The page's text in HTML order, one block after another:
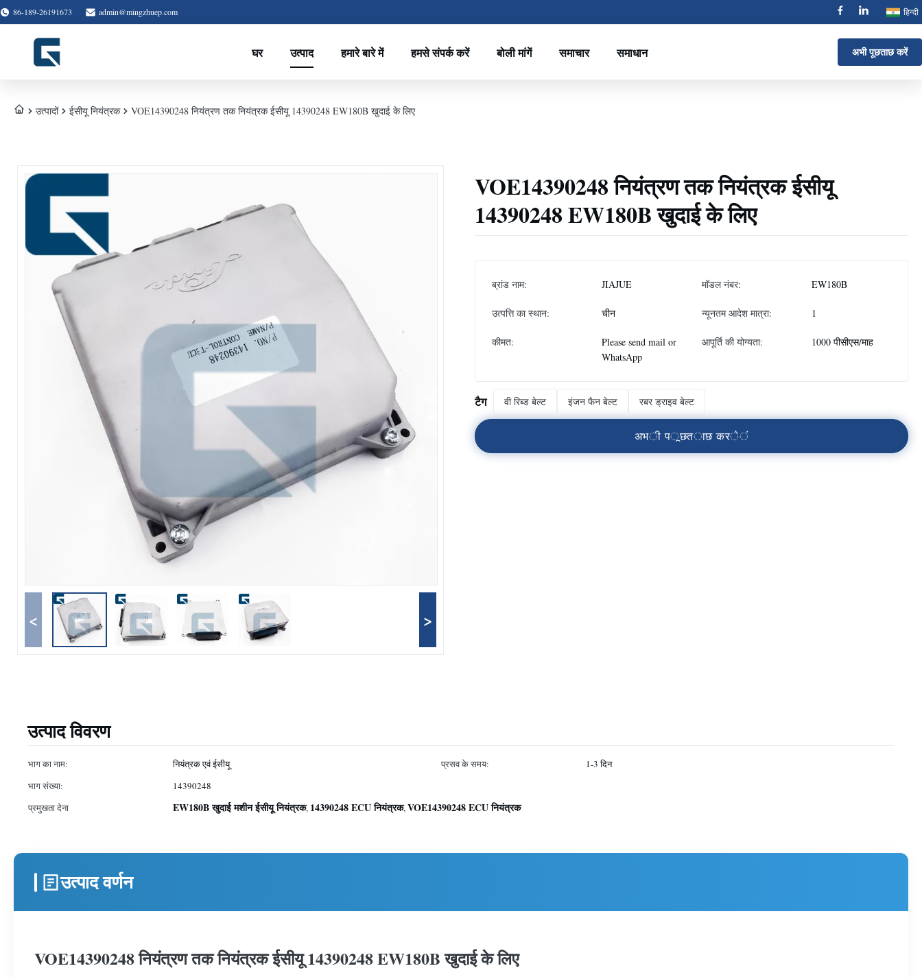
86-189-26191673 admin@mingzhuep.com हिन्दी
घर उत्पाद हमारे बारे में हमसे संपर्क करें बोली मांगें समाचार समाधान अभी पूछताछ करें
उत्पादों ईसीयू नियंत्रक VOE14390248 नियंत्रण तक नियंत्रक ईसीयू 14390248 EW180B खुदाई के लिए
< >
VOE14390248 नियंत्रण तक नियंत्रक ईसीयू
14390248 EW180B खुदाई के लिए
ब्रांड नाम: JIAJUE मॉडल नंबर: EW180B
उत्पत्ति का स्थान: चीन न्यूनतम आदेश मात्रा: 1
कीमत:
Please send mail or
WhatsApp
आपूर्ति की योग्यता: 1000 पीसीएस/माह
टैग वी रिब्ड बेल्ट इंजन फैन बेल्ट रबर ड्राइव बेल्ट
अभी पूछताछ करें
उत्पाद विवरण
भाग का नाम: नियंत्रक एवं ईसीयू प्रसव के समय:
1-3 दिन
भाग संख्या:
14390248
प्रमुखता देना
EW180B खुदाई मशीन ईसीयू नियंत्रक, 14390248 ECU नियंत्रक,VOE14390248 ECU नियंत्रक
उत्पाद वर्णन
VOE14390248 नियंत्रण तक नियंत्रक ईसीयू 14390248 EW180B खुदाई के लिए